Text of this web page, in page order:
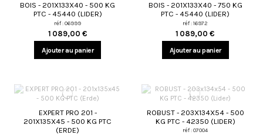
BOIS - 201X133X40 - 500 KG
PTC - 45440 (LIDER)
réf : 06999
1 089,00 €
Ajouter au panier
BOIS - 201X133X40 - 750 KG
PTC - 45440 (LIDER)
réf : 16972
1 089,00 €
Ajouter au panier
EXPERT PRO 201 -
201X135X45 - 500 KG PTC
(ERDE)
ROBUST - 203X134X54 - 500
KG PTC - 42350 (LIDER)
réf : 07004